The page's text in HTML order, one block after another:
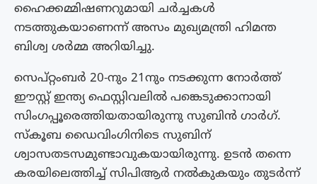
ഹൈക്കമ്മിഷണറുമായി ചർച്ചകൾ
നടത്തുകയാണെന്ന് അസം മുഖ്യമന്ത്രി ഹിമന്ത
ബിശ്വ ശർമ്മ അറിയിച്ചു.
സെപ്റ്റംബര്‍ 20-നും 21നും നടക്കുന്ന നോര്‍ത്ത്
ഈസ്റ്റ് ഇന്ത്യ ഫെസ്റ്റിവലില്‍ പങ്കെടുക്കാനായി
സിംഗപ്പൂരെത്തിയതായിരുന്നു സുബിന്‍ ഗാര്‍ഗ്.
സ്‌കൂബ ഡൈവിംഗിനിടെ സുബിന്
ശ്വാസതടസമുണ്ടാവുകയായിരുന്നു. ഉടന്‍ തന്നെ
കരയിലെത്തിച്ച് സിപിആര്‍ നല്‍കുകയും തുടര്‍ന്ന്